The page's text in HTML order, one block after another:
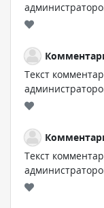
Текст
Текст